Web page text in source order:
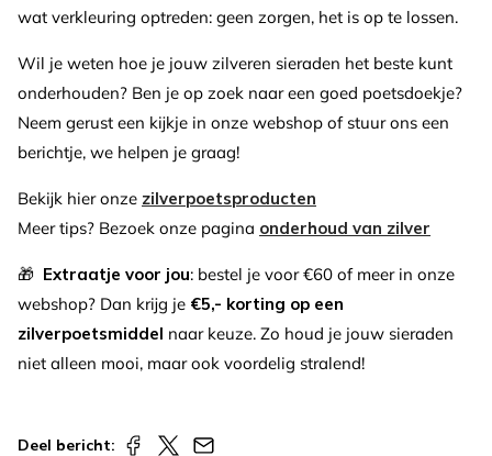
wat verkleuring optreden: geen zorgen, het is op te lossen.
Wil je weten hoe je jouw zilveren sieraden het beste kunt
onderhouden? Ben je op zoek naar een goed poetsdoekje?
Neem gerust een kijkje in onze webshop of stuur ons een
berichtje, we helpen je graag!
Bekijk hier onze zilverpoetsproducten
Meer tips? Bezoek onze pagina onderhoud van zilver
🎁 Extraatje voor jou: bestel je voor €60 of meer in onze
webshop? Dan krijg je €5,- korting op een
zilverpoetsmiddel naar keuze. Zo houd je jouw sieraden
niet alleen mooi, maar ook voordelig stralend!
Deel bericht: